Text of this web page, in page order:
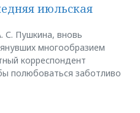
июльская
С. Пушкина, вновь
многообразием
корреспондент
полюбоваться заботливо